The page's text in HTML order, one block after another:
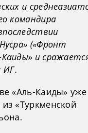
и
командира
(«Фронт
и
ИГ.
«Аль-Каиды» уже
«Туркменской